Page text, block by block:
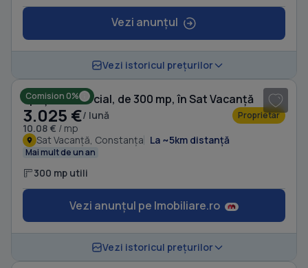
Vezi anunțul
Vezi istoricul prețurilor
Comision 0%
Spațiu comercial, de 300 mp, în Sat Vacanță
3.025 €/ lună
10.08 € / mp
Proprietar
Sat Vacanță, Constanța La ~5km distanță
Mai mult de un an
300 mp utili
Vezi anunțul pe Imobiliare.ro
Vezi istoricul prețurilor